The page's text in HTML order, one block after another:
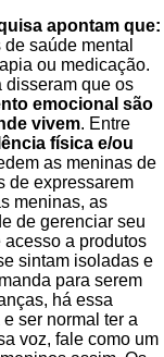
apontam que:
saúde mental
ou medicação.
disseram que os
emocional são
vivem. Entre
física e/ou
as meninas de
de expressarem
meninas, as
de gerenciar seu
a produtos
sintam isoladas e
para serem
há essa
ser normal ter a
voz, fale como um